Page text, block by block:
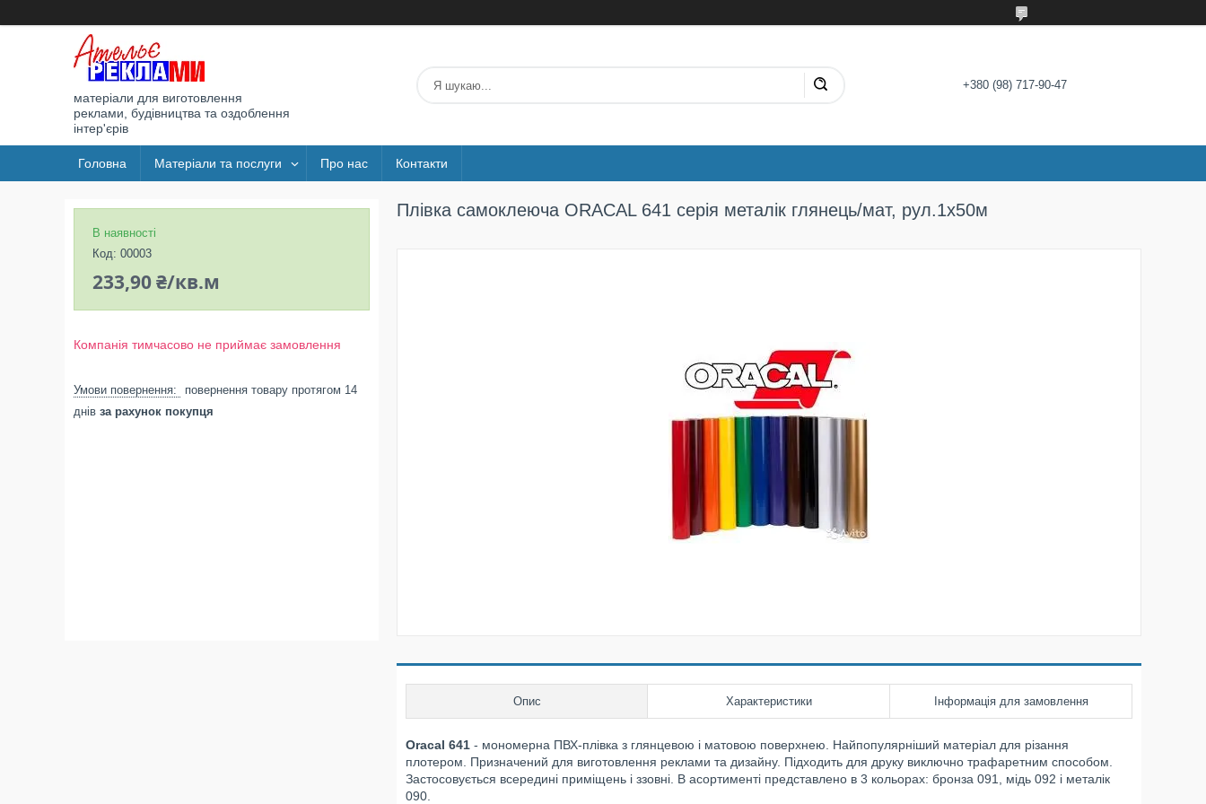
матеріали для виготовлення
реклами, будівництва та оздоблення
інтер'єрів
+380 (98) 717-90-47
Головна Матеріали та послуги Про нас Контакти
Плівка самоклеюча ORACAL 641 серія металік глянець/мат, рул.1х50м
Опис Характеристики Інформація для замовлення
Oracal 641 - мономерна ПВХ-плівка з глянцевою і матовою поверхнею. Найпопулярніший матеріал для різання
плотером. Призначений для виготовлення реклами та дизайну. Підходить для друку виключно трафаретним способом.
Застосовується всередині приміщень і ззовні. В асортименті представлено в 3 кольорах: бронза 091, мідь 092 і металік
090.
В наявності
Код: 00003
233,90 ₴/кв.м
Компанія тимчасово не приймає замовлення
повернення товару протягом 14
днів за рахунок покупця